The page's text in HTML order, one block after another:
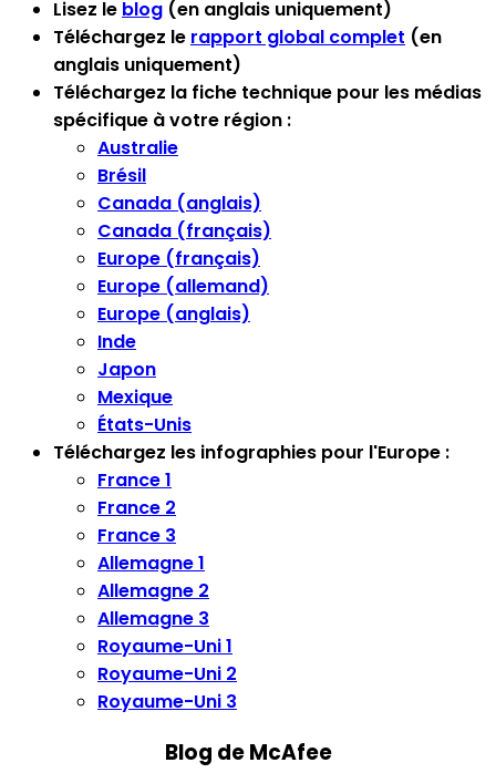
Lisez le blog (en anglais uniquement)
Téléchargez le rapport global complet (en
anglais uniquement)
Téléchargez la fiche technique pour les médias
spécifique à votre région :
Australie
Brésil
Canada (anglais)
Canada (français)
Europe (français)
Europe (allemand)
Europe (anglais)
Inde
Japon
Mexique
États-Unis
Téléchargez les infographies pour l'Europe :
France 1
France 2
France 3
Allemagne 1
Allemagne 2
Allemagne 3
Royaume-Uni 1
Royaume-Uni 2
Royaume-Uni 3
Blog de McAfee